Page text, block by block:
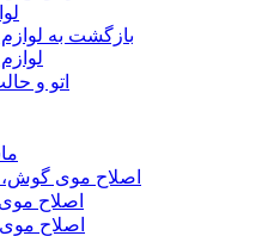
بازگشت به
اتو و
اصلاح موی گوش،
اصلاح
اصلاح